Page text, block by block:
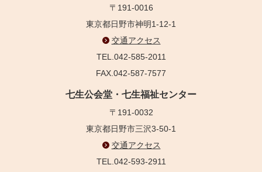
〒191-0016
東京都日野市神明1-12-1
交通アクセス
TEL.042-585-2011
FAX.042-587-7577
七生公会堂・七生福祉センター
〒191-0032
東京都日野市三沢3-50-1
交通アクセス
TEL.042-593-2911